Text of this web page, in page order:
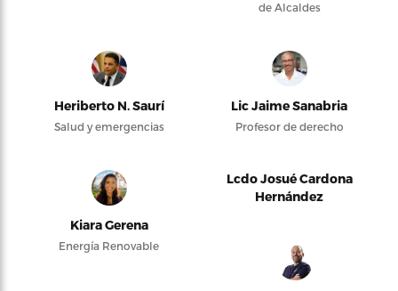
de Alcaldes
Heriberto N. Saurí
Salud y emergencias
Lic Jaime Sanabria
Profesor de derecho
Kiara Gerena
Energía Renovable
Lcdo Josué Cardona
Hernández